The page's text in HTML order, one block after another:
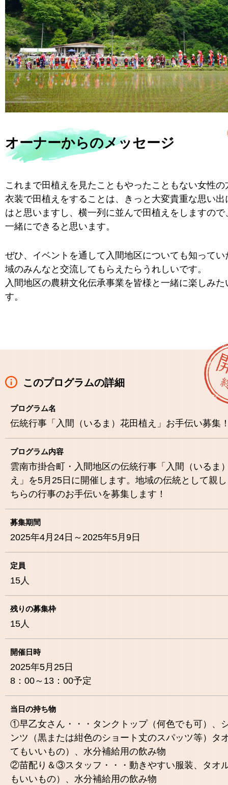
オーナーからのメッセージ
これまで田植えを見たこともやったこともない女性の
衣装で田植えをすることは、きっと大変貴重な思い出
はと思いますし、横一列に並んで田植えをしますので
一緒にできると思います。
ぜひ、イベントを通して入間地区についても知ってい
域のみんなと交流してもらえたらうれしいです。
入間地区の農耕文化伝承事業を皆様と一緒に楽しみた
す。
このプログラムの詳細
プログラム名
伝統行事「入間（いるま）花田植え」お手伝い募集
プログラム内容
雲南市掛合町・入間地区の伝統行事「入間（いるま
え」を5月25日に開催します。地域の伝統として親
ちらの行事のお手伝いを募集します！
募集期間
2025年4月24日～2025年5月9日
定員
15人
残りの募集枠
15人
開催日時
2025年5月25日
8：00～13：00予定
当日の持ち物
①早乙女さん・・・タンクトップ（何色でも可）、
ンツ（黒または紺色のショート丈のスパッツ等）タ
てもいいもの）、水分補給用の飲み物
②苗配り＆③スタッフ・・・動きやすい服装、タオ
もいいもの）、水分補給用の飲み物